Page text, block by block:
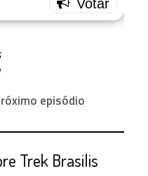
% )
3 (
13.04 % )
2.0
episódio
Trek Brasilis